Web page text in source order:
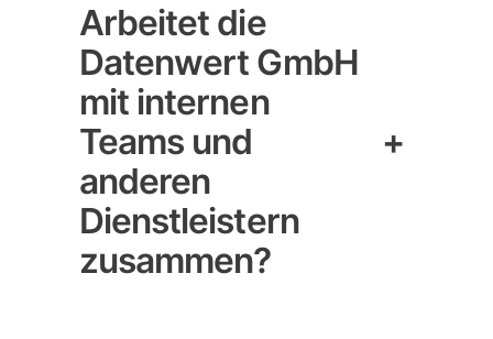
Arbeitet die
Datenwert GmbH
mit internen
Teams und
anderen
Dienstleistern
zusammen?
+